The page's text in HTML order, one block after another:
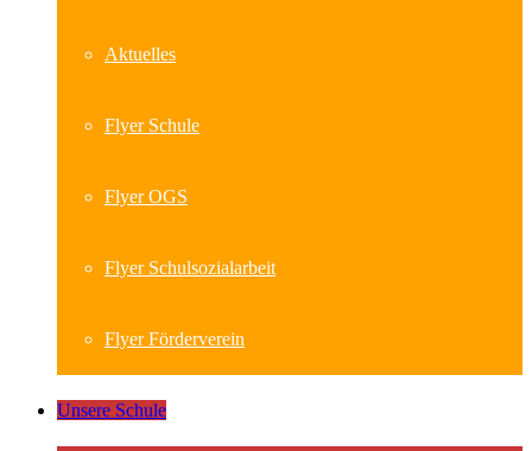
Aktuelles
Flyer Schule
Flyer OGS
Flyer Schulsozialarbeit
Flyer Förderverein
Unsere Schule